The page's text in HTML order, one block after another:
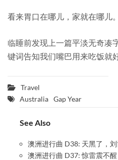
看来胃口在哪儿，家就在哪儿。
临睡前发现上一篇平淡无奇凑
键词告知我们嘴巴用来吃饭就
Travel
Australia Gap Year
See Also
澳洲进行曲 D38: 天黑了，
澳洲进行曲 D37: 惊雷震不醒